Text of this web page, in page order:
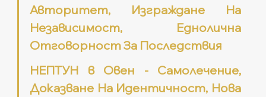
Авторитет, Изграждане На
Независимост, Еднолична
Отговорност За Последствия
НЕПТУН в Овен - Самолечение,
Доказване На Идентичност, Нова